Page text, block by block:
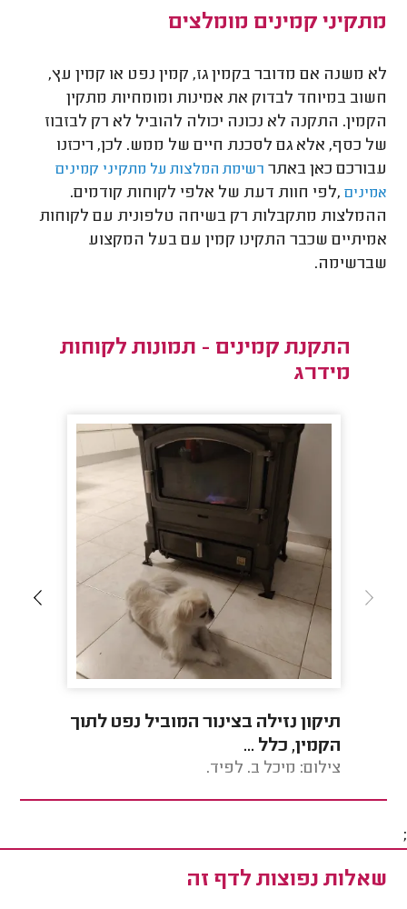
מתקיני קמינים מומלצים
לא משנה אם מדובר בקמין גז, קמין נפט או קמין עץ,
חשוב במיוחד לבדוק את אמינות ומומחיות מתקין
הקמין. התקנה לא נכונה יכולה להוביל לא רק לבזבוז
של כסף, אלא גם לסכנת חיים של ממש. לכן, ריכזנו
עבורכם כאן באתר רשימת המלצות על מתקיני קמינים
אמינים ,לפי חוות דעת של אלפי לקוחות קודמים.
ההמלצות מתקבלות רק בשיחה טלפונית עם לקוחות
אמיתיים שכבר התקינו קמין עם בעל המקצוע
שברשימה.
התקנת קמינים - תמונות לקוחות
מידרג
תיקון נזילה בצינור המוביל נפט לתוך
הקמין, כלל ...
צילום: מיכל ב. לפיד.
;
שאלות נפוצות לדף זה